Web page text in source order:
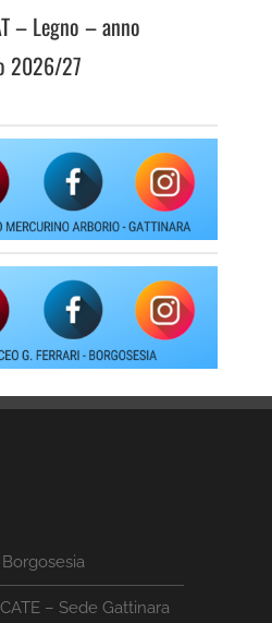
– Legno – anno
2026/27
– Sede Gattinara